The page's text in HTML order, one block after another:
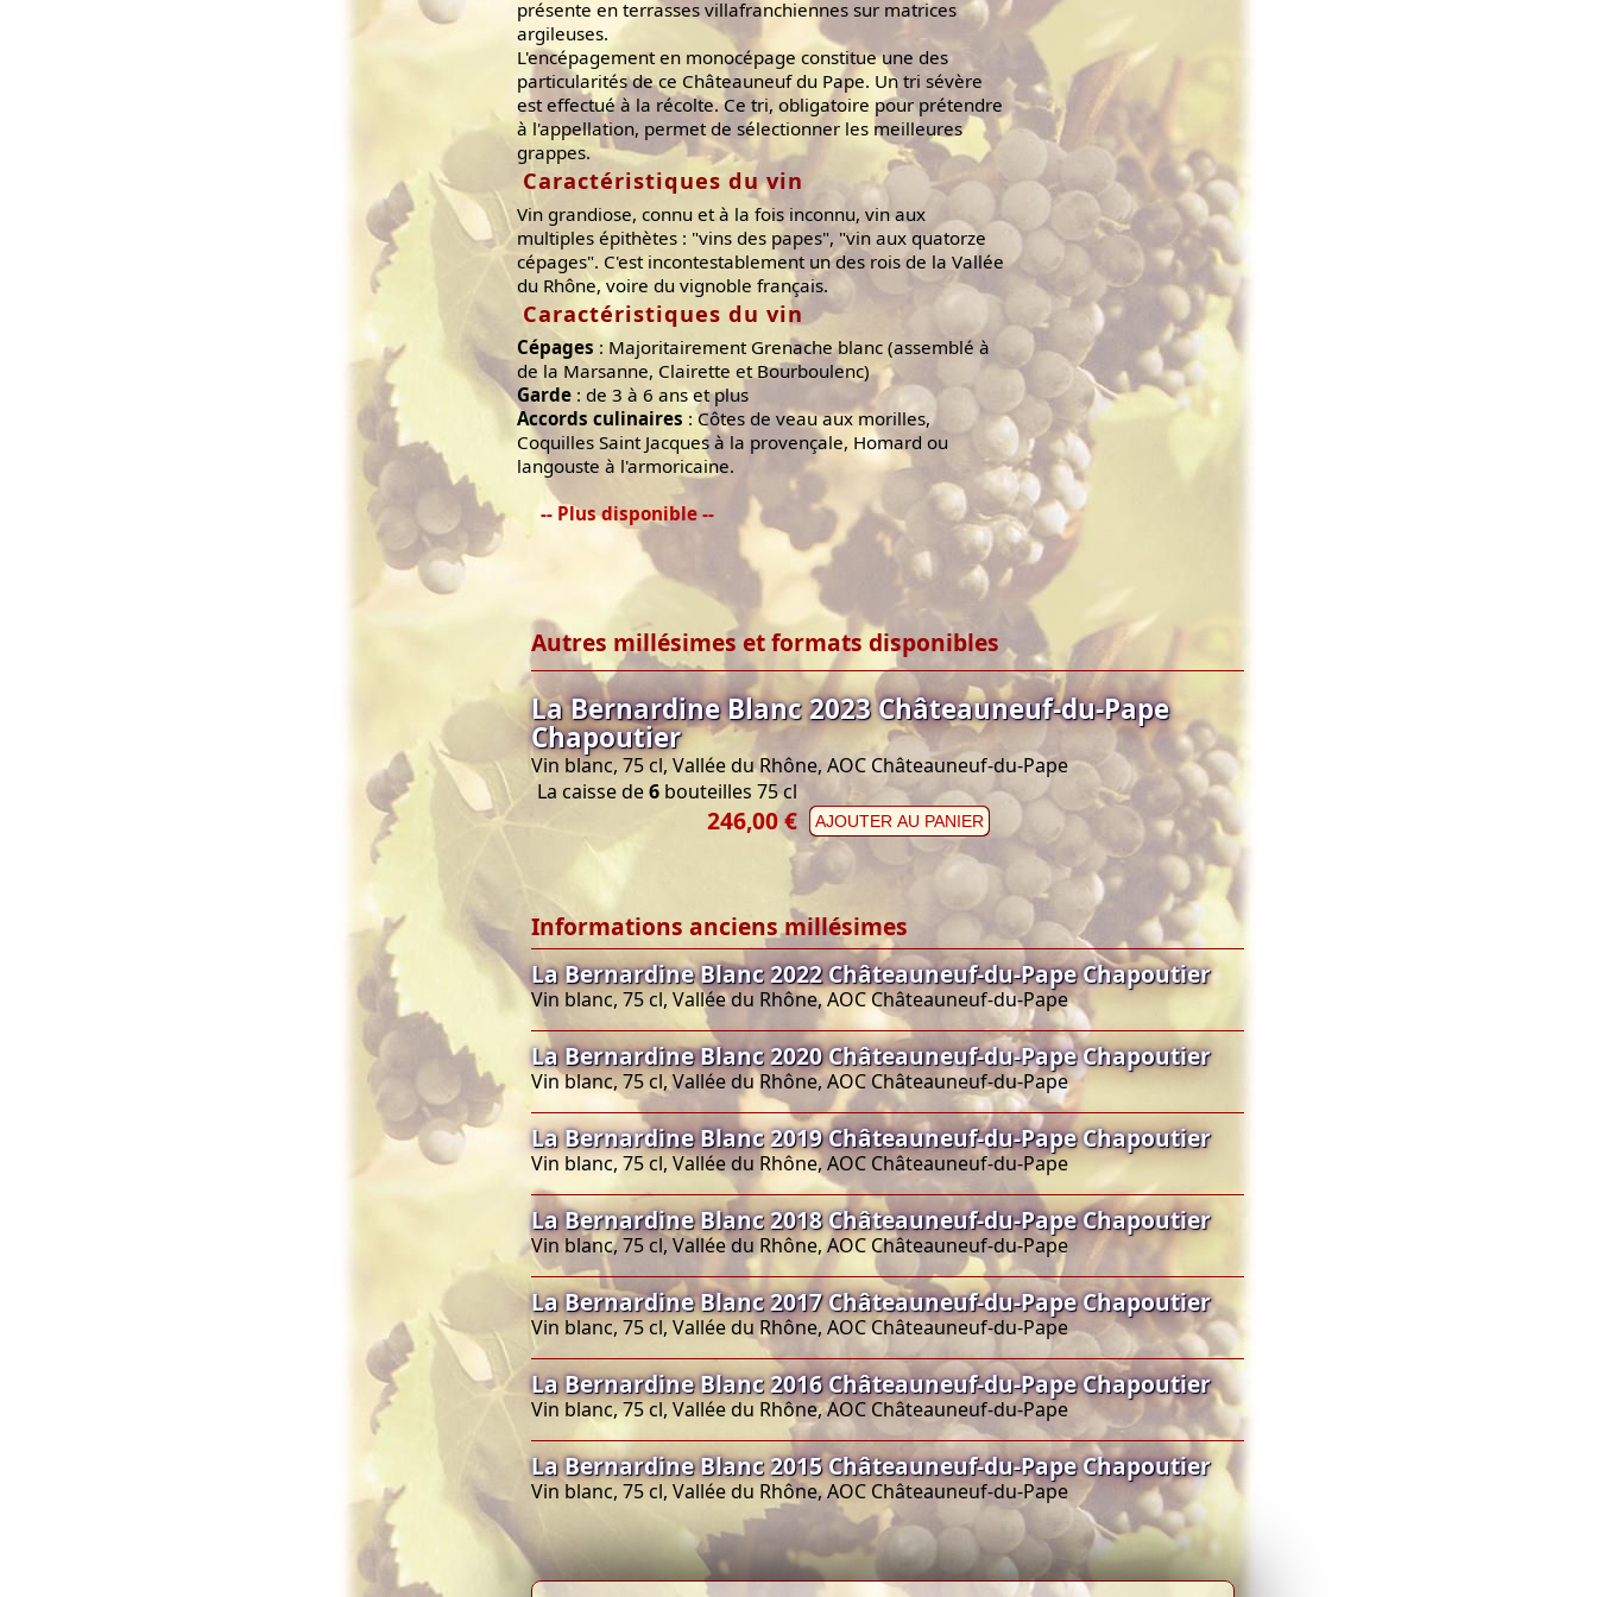
présente en terrasses villafranchiennes sur matrices
argileuses.
L'encépagement en monocépage constitue une des
particularités de ce Châteauneuf du Pape. Un tri sévère
est effectué à la récolte. Ce tri, obligatoire pour prétendre
à l'appellation, permet de sélectionner les meilleures
grappes.
Caractéristiques du vin
Vin grandiose, connu et à la fois inconnu, vin aux
multiples épithètes : "vins des papes", "vin aux quatorze
cépages". C'est incontestablement un des rois de la Vallée
du Rhône, voire du vignoble français.
Caractéristiques du vin
Cépages : Majoritairement Grenache blanc (assemblé à
de la Marsanne, Clairette et Bourboulenc)
Garde : de 3 à 6 ans et plus
Accords culinaires : Côtes de veau aux morilles,
Coquilles Saint Jacques à la provençale, Homard ou
langouste à l'armoricaine.
-- Plus disponible --
Autres millésimes et formats disponibles
La Bernardine Blanc 2023 Châteauneuf-du-Pape
Chapoutier
Vin blanc, 75 cl, Vallée du Rhône, AOC Châteauneuf-du-Pape
La caisse de6 bouteilles 75 cl
246,00 € AJOUTER AU PANIER
Informations anciens millésimes
La Bernardine Blanc 2022 Châteauneuf-du-Pape Chapoutier
Vin blanc, 75 cl, Vallée du Rhône, AOC Châteauneuf-du-Pape
La Bernardine Blanc 2020 Châteauneuf-du-Pape Chapoutier
Vin blanc, 75 cl, Vallée du Rhône, AOC Châteauneuf-du-Pape
La Bernardine Blanc 2019 Châteauneuf-du-Pape Chapoutier
Vin blanc, 75 cl, Vallée du Rhône, AOC Châteauneuf-du-Pape
La Bernardine Blanc 2018 Châteauneuf-du-Pape Chapoutier
Vin blanc, 75 cl, Vallée du Rhône, AOC Châteauneuf-du-Pape
La Bernardine Blanc 2017 Châteauneuf-du-Pape Chapoutier
Vin blanc, 75 cl, Vallée du Rhône, AOC Châteauneuf-du-Pape
La Bernardine Blanc 2016 Châteauneuf-du-Pape Chapoutier
Vin blanc, 75 cl, Vallée du Rhône, AOC Châteauneuf-du-Pape
La Bernardine Blanc 2015 Châteauneuf-du-Pape Chapoutier
Vin blanc, 75 cl, Vallée du Rhône, AOC Châteauneuf-du-Pape